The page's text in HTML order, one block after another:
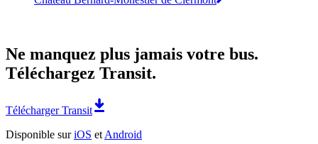
Ne manquez plus jamais votre bus.
Téléchargez Transit.
Télécharger Transit
Disponible suriOS et Android